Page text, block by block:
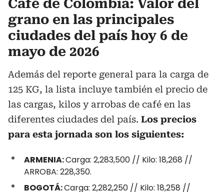
Café de Colombia: Valor del
grano en las principales
ciudades del país hoy 6 de
mayo de 2026
Además del reporte general para la carga de
125 KG, la lista incluye también el precio de
las cargas, kilos y arrobas de café en las
diferentes ciudades del país. Los precios
para esta jornada son los siguientes:
ARMENIA:Carga: 2,283,500 // Kilo: 18,268 //
ARROBA: 228,350.
BOGOTÁ:Carga: 2,282,250 // Kilo: 18,258 //